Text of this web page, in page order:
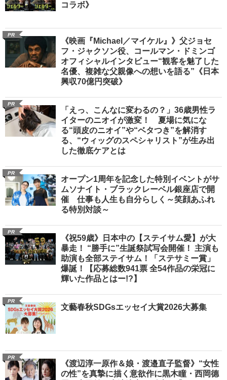
コラボ》
PR
《映画『Michael／マイケル』》父ジョセ
フ・ジャクソン役、コールマン・ドミンゴ
オフィシャルインタビュー“観客を魅了した
名優、複雑な父親像への想いを語る”《日本
興収70億円突破》
PR
「えっ、こんなに変わるの？」36歳男性ラ
イターのニオイが激変！ 夏場に気にな
る“頭皮のニオイ”や“ベタつき”を解消す
る、“ウィッグのスペシャリスト”が生み出
した徹底ケアとは
PR
オープン1周年を記念した特別イベントがサ
ムソナイト・ブラックレーベル銀座店で開
催 仕事も人生も自分らしく～笑顔あふれ
る特別対談～
PR
《祝59歳》日本中の【ステイサム愛】が大
暴走！ “勝手に”生誕祭試写会開催！ 主演も
助演も全部ステイサム！「ステサミー賞」
爆誕！【応募総数941票 全54作品の栄冠に
輝いた作品とはー!?】
PR
文藝春秋SDGsエッセイ大賞2026大募集
PR
《渡辺淳一原作＆娘・渡邉直子監督》“女性
の性”を真摯に描く意欲作に黒木瞳・西岡德